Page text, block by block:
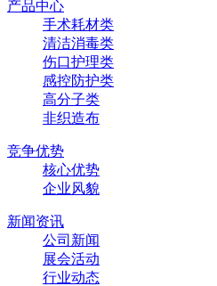
产品中心
手术耗材类
清洁消毒类
伤口护理类
感控防护类
高分子类
非织造布
竞争优势
核心优势
企业风貌
新闻资讯
公司新闻
展会活动
行业动态